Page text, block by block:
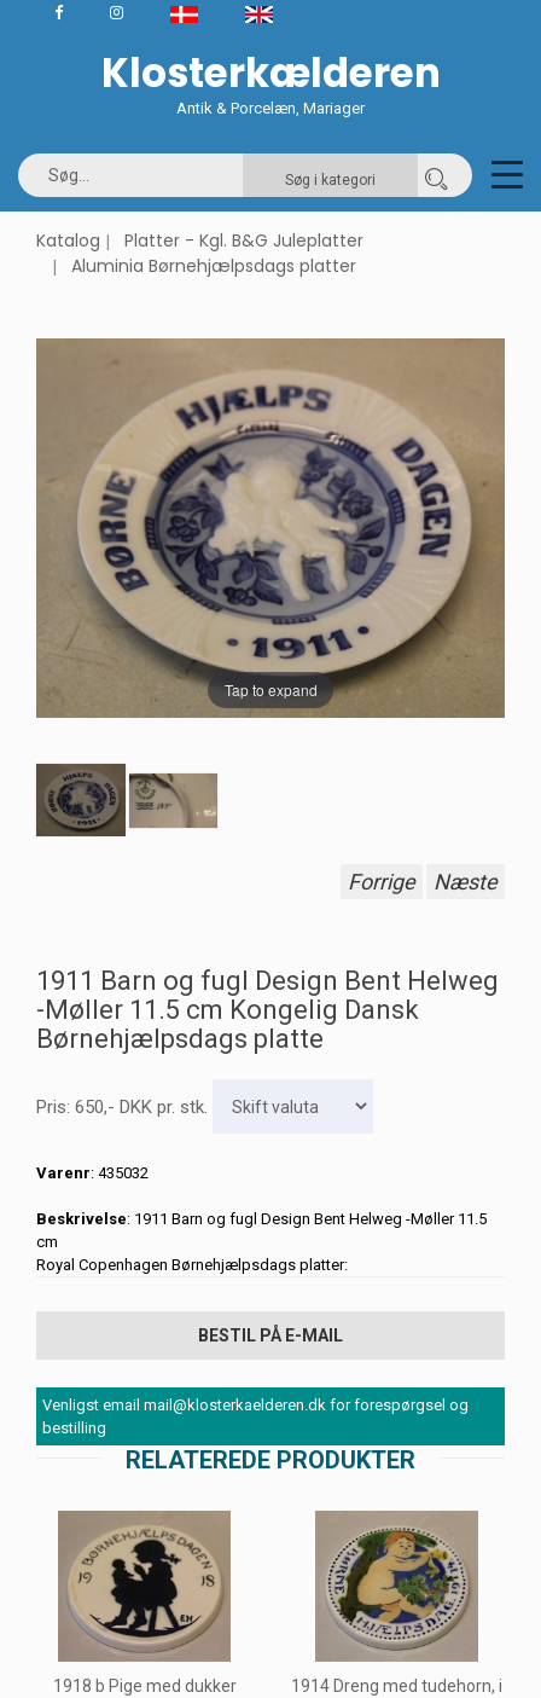
Klosterkælderen
Antik & Porcelæn, Mariager
Søg i kategori
Katalog
Platter - Kgl. B&G Juleplatter
Aluminia Børnehjælpsdags platter
Tap to expand
Forrige Næste
1911 Barn og fugl Design Bent Helweg
-Møller 11.5 cm Kongelig Dansk
Børnehjælpsdags platte
Pris: 650,- DKK pr. stk.
Varenr: 435032
Beskrivelse: 1911 Barn og fugl Design Bent Helweg -Møller 11.5
cm
Royal Copenhagen Børnehjælpsdags platter:
BESTIL PÅ E-MAIL
Venligst email mail@klosterkaelderen.dk for forespørgsel og
bestilling
RELATEREDE PRODUKTER
1918 b Pige med dukker
1914 Dreng med tudehorn, i